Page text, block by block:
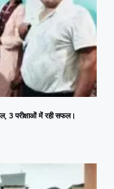
3 परीक्षाओं में रही सफल।